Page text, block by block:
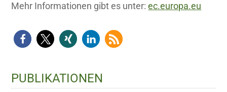
Mehr Informationen gibt es unter:ec.europa.eu
Haupt-
Sidebar
PUBLIKATIONEN